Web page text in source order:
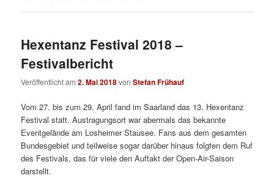
Hexentanz Festival 2018 –
Festivalbericht
Veröffentlicht am2. Mai 2018vonStefan Frühauf
Vom 27. bis zum 29. April fand im Saarland das 13. Hexentanz
Festival statt. Austragungsort war abermals das bekannte
Eventgelände am Losheimer Stausee. Fans aus dem gesamten
Bundesgebiet und teilweise sogar darüber hinaus folgten dem Ruf
des Festivals, das für viele den Auftakt der Open-Air-Saison
darstellt.